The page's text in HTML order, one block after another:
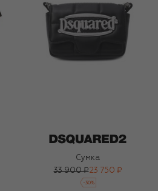
Сумка
33 900 ₽23 750 ₽
-30%